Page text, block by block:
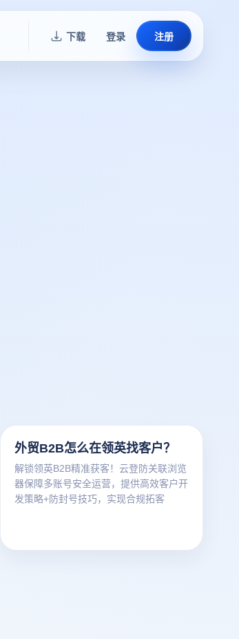
下载 登录 注册
外贸B2B怎么在领英找客户？
解锁领英B2B精准获客！云登防关联浏览
器保障多账号安全运营，提供高效客户开
发策略+防封号技巧，实现合规拓客